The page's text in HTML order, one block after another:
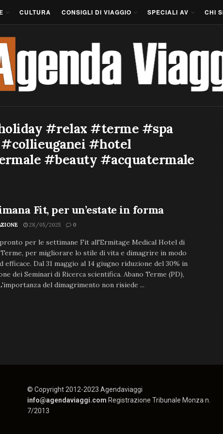
CULTURA CONSIGLI DI VIAGGIO SPECIALI AV CHI
#relax #terme #spa
#hotel
#beauty #acquatermale
Fit, per un’estate in forma
28/05/2025 0
per le settimane Fit all'Ermitage Medical Hotel di
Terme, per migliorare lo stile di vita e dimagrire in modo
efficace. Dal 31 maggio al 14 giugno riduzione del 30% in
dei Seminari di Ricerca scientifica. Abano Terme (PD),
del dimagrimento non risiede ...
© Copyright 2012-2023 Agendaviaggi
info@agendaviaggi.com Registrazione Tribunale Monza n.
7/2013